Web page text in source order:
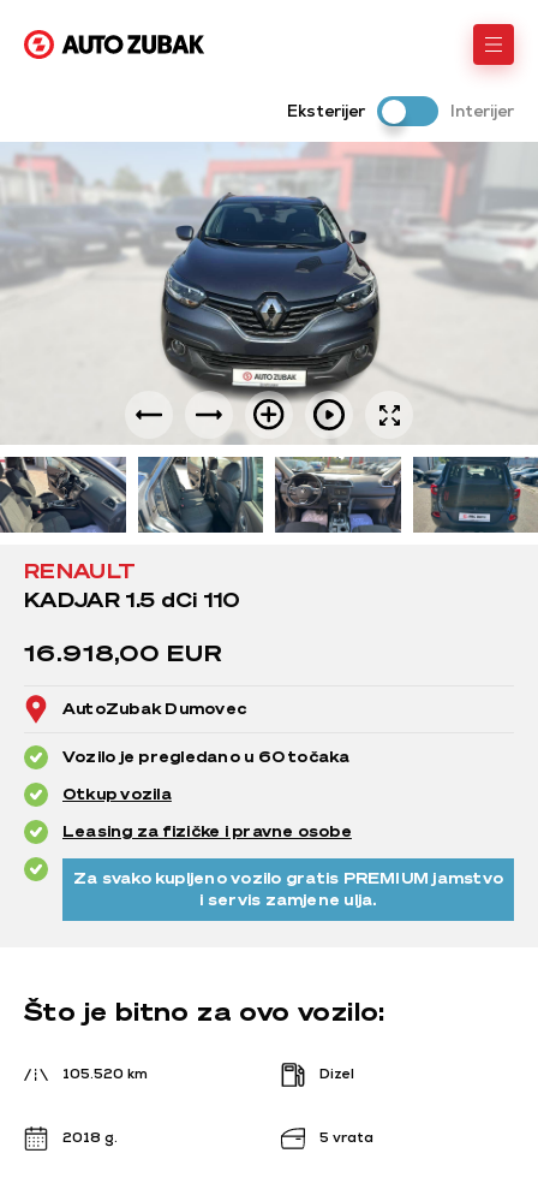
Eksterijer Interijer
RENAULT
KADJAR 1.5 dCi 110
16.918,00 EUR
AutoZubak Dumovec
Vozilo je pregledano u 60 točaka
Otkup vozila
Leasing za fizičke i pravne osobe
Za svako kupljeno vozilo gratis PREMIUM jamstvo
i servis zamjene ulja.
Što je bitno za ovo vozilo:
105.520 km Dizel
2018 g. 5 vrata